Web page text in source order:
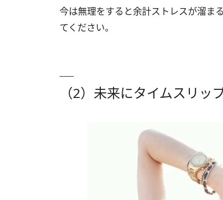
今は無理をすると余計ストレスが溜ま
てください。
（2）未来にタイムスリッ